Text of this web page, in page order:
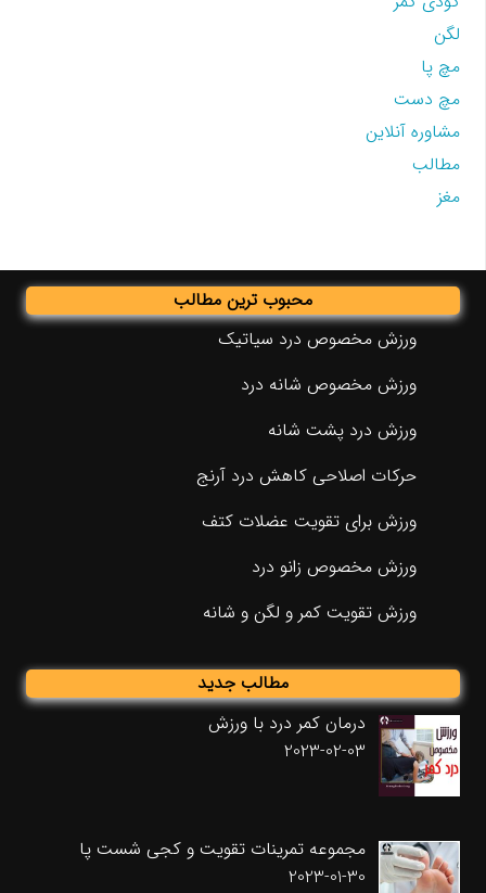
لگن
مچ پا
مچ دست
مشاوره آنلاین
مطالب
مغز
محبوب ترین مطالب
ورزش مخصوص درد سیاتیک
ورزش مخصوص شانه درد
ورزش درد پشت شانه
حرکات اصلاحی کاهش درد آرنج
ورزش برای تقویت عضلات کتف
ورزش مخصوص زانو درد
ورزش تقویت کمر و لگن و شانه
مطالب جدید
درمان کمر درد با ورزش
2023-02-03
مجموعه تمرینات تقویت و کجی شست پا
2023-01-30